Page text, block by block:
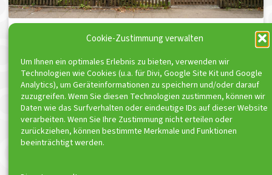
Cookie-Zustimmung verwalten
Um Ihnen ein optimales Erlebnis zu bieten, verwenden wir
Technologien wie Cookies (u.a. für Divi, Google Site Kit und Google
Analytics), um Geräteinformationen zu speichern und/oder darauf
zuzugreifen. Wenn Sie diesen Technologien zustimmen, können wir
Daten wie das Surfverhalten oder eindeutige IDs auf dieser Website
verarbeiten. Wenn Sie Ihre Zustimmung nicht erteilen oder
zurückziehen, können bestimmte Merkmale und Funktionen
beeinträchtigt werden.
ToniSport e.V. ist Kooperationspartner von